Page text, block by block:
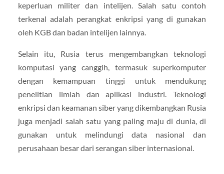
keperluan militer dan intelijen. Salah satu contoh
terkenal adalah perangkat enkripsi yang di gunakan
oleh KGB dan badan intelijen lainnya.
Selain itu, Rusia terus mengembangkan teknologi
komputasi yang canggih, termasuk superkomputer
dengan kemampuan tinggi untuk mendukung
penelitian ilmiah dan aplikasi industri. Teknologi
enkripsi dan keamanan siber yang dikembangkan Rusia
juga menjadi salah satu yang paling maju di dunia, di
gunakan untuk melindungi data nasional dan
perusahaan besar dari serangan siber internasional.